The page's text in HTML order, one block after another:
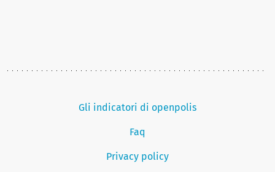
Gli indicatori di openpolis
Faq
Privacy policy